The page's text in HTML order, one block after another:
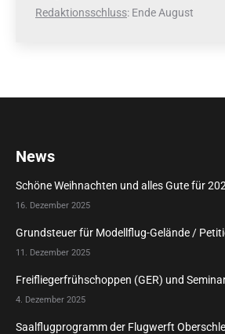
Redaktionsschluss: Ende August
News
Schöne Weihnachten und alles Gute für
16. Dezember 2025
Grundsteuer für Modellflug-Gelände /
11. Dezember 2025
Freifliegerfrühschoppen (GER) und
4. Dezember 2025
Saalflugprogramm der Flugwerft